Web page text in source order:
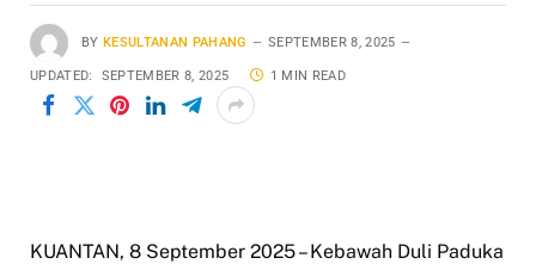
BY KESULTANAN PAHANG SEPTEMBER 8, 2025
UPDATED: SEPTEMBER 8, 2025 1 MIN READ
KUANTAN, 8 September 2025 – Kebawah Duli Paduka